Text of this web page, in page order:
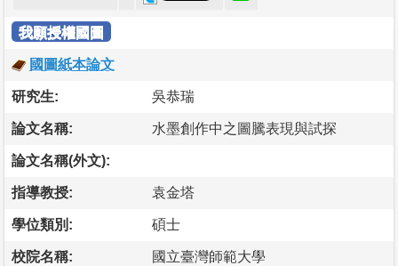
我願授權國圖
國圖紙本論文
研究生: 吳恭瑞
論文名稱: 水墨創作中之圖騰表現與試探
論文名稱(外文):
指導教授: 袁金塔
學位類別: 碩士
校院名稱: 國立臺灣師範大學